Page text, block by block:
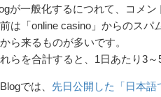
が一般化するにつれて、コメ
は「online casino」からのスパ
ら来るものが多いです。
らを合計すると、1日あたり3
では、 先日公開した「日本語